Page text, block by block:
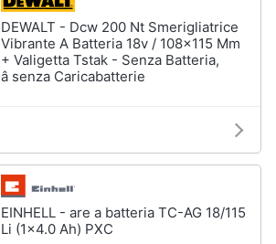
DEWALT - Dcw 200 Nt Smerigliatrice
Vibrante A Batteria 18v / 108x115 Mm
+ Valigetta Tstak - Senza Batteria,
â senza Caricabatterie
EINHELL - are a batteria TC-AG 18/115
Li (1x4.0 Ah) PXC